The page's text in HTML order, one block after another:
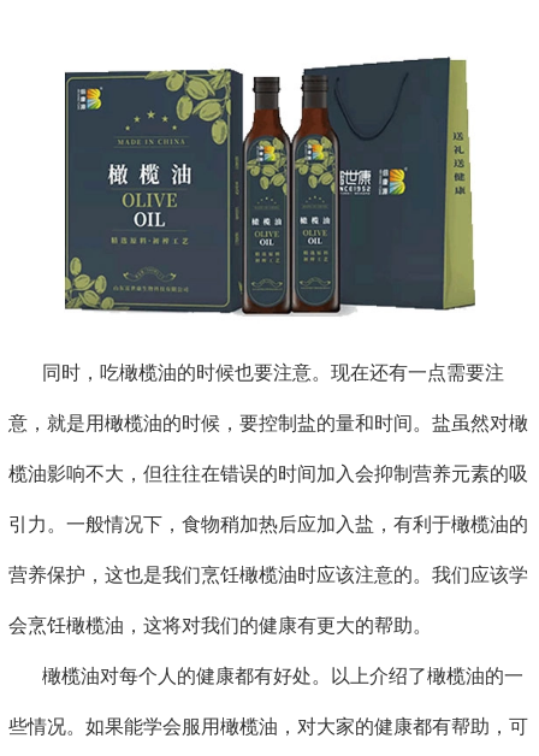
同时，吃橄榄油的时候也要注意。现在还有一点需要注
意，就是用橄榄油的时候，要控制盐的量和时间。盐虽然对橄
榄油影响不大，但往往在错误的时间加入会抑制营养元素的吸
引力。一般情况下，食物稍加热后应加入盐，有利于橄榄油的
营养保护，这也是我们烹饪橄榄油时应该注意的。我们应该学
会烹饪橄榄油，这将对我们的健康有更大的帮助。
橄榄油对每个人的健康都有好处。以上介绍了橄榄油的一
些情况。如果能学会服用橄榄油，对大家的健康都有帮助，可